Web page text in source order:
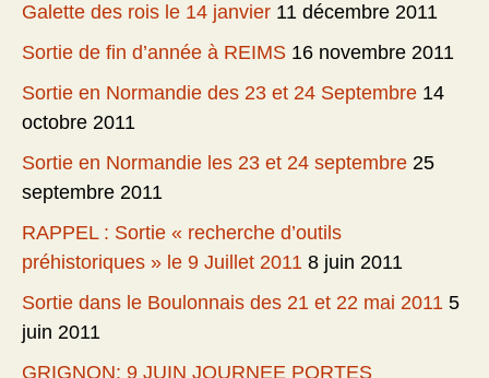
Galette des rois le 14 janvier 11 décembre 2011
Sortie de fin d’année à REIMS 16 novembre 2011
Sortie en Normandie des 23 et 24 Septembre 14
octobre 2011
Sortie en Normandie les 23 et 24 septembre 25
septembre 2011
RAPPEL : Sortie « recherche d’outils
préhistoriques » le 9 Juillet 2011 8 juin 2011
Sortie dans le Boulonnais des 21 et 22 mai 2011 5
juin 2011
GRIGNON: 9 JUIN JOURNEE PORTES